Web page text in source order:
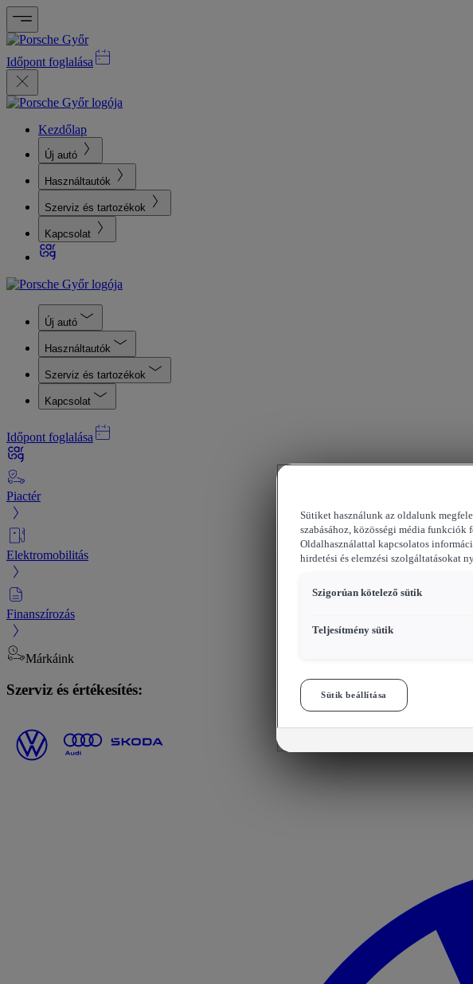
Időpont foglalása
Kezdőlap
Új autó
Használtautók
Szerviz és tartozékok
Kapcsolat
Új autó
Használtautók
Szerviz és tartozékok
Kapcsolat
Időpont foglalása
Piactér
Elektromobilitás
Finanszírozás
Márkáink
Szerviz és értékesítés:
Sütiket használunk az oldalunk
szabásához, közösségi média funkciók
Oldalhasználattal kapcsolatos
hirdetési és elemzési szolgáltatásokat
Szigorúan kötelező sütik
Teljesítmény sütik
Sütik beállítása